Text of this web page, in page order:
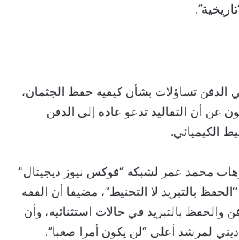
في الدفن تساؤلات بشأن كيفية حفظ الجثمان،
عن أن التقاليد تدعو عادة إلى الدفن
الكيميائي.
محمد عمر لشبكة “فوكس نيوز ديجيتال”
بالتبريد لا التحنيط”، مضيفا أن الفقه
والحفظ بالتبريد في حالات استثنائية، وأن
لمرشد أعلى “لن يكون أمرا صعبا”.